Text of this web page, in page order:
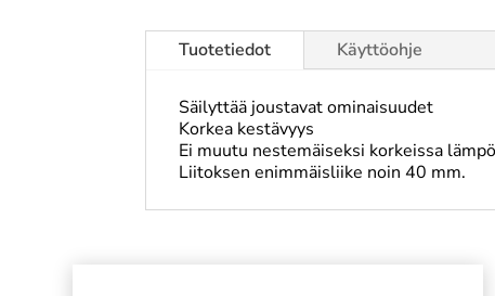
Tuotetiedot Käyttöohje
Säilyttää joustavat ominaisuudet
Korkea kestävyys
Ei muutu nestemäiseksi korkeissa
Liitoksen enimmäisliike noin 40 mm.